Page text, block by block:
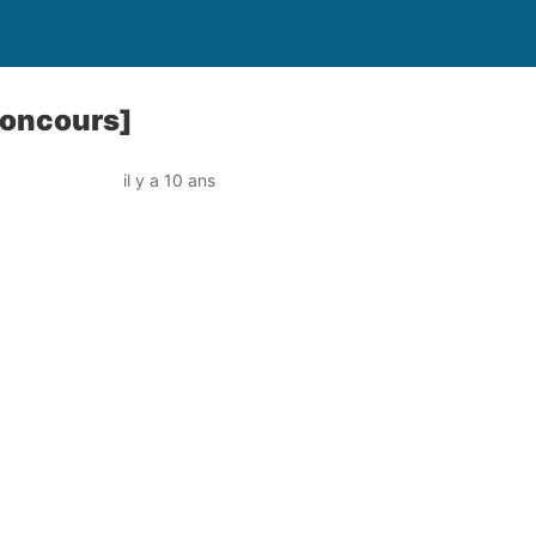
il y a 10 ans